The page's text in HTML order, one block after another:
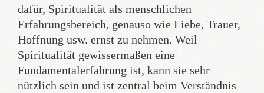
dafür, Spiritualität als menschlichen
Erfahrungsbereich, genauso wie Liebe, Trauer,
Hoffnung usw. ernst zu nehmen. Weil
Spiritualität gewissermaßen eine
Fundamentalerfahrung ist, kann sie sehr
nützlich sein und ist zentral beim Verständnis